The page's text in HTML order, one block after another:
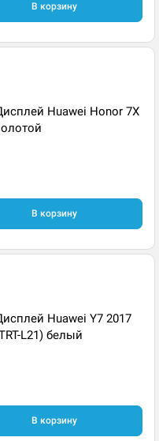
В корзину
Huawei Honor 7X
В корзину
Huawei Y7 2017
L21) белый
В корзину